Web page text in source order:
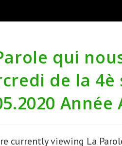
qui
de la 4è
Année